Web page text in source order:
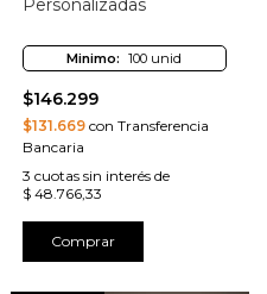
Personalizadas
Minimo: 100 unid
$146.299
$131.669con Transferencia
Bancaria
3 cuotas sin interés de
$ 48.766,33
Comprar